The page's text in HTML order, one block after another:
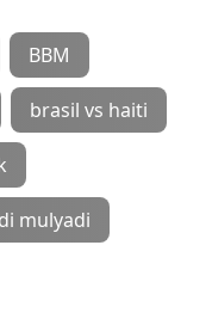
BBM
brasil vs haiti
mulyadi